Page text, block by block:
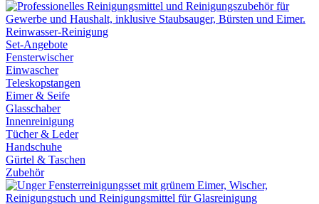
Reinwasser-Reinigung
Set-Angebote
Fensterwischer
Einwascher
Teleskopstangen
Eimer & Seife
Glasschaber
Innenreinigung
Tücher & Leder
Handschuhe
Gürtel & Taschen
Zubehör